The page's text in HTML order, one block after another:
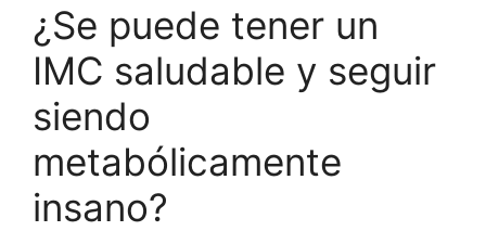
¿Se puede tener un
IMC saludable y seguir
siendo
metabólicamente
insano?